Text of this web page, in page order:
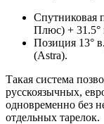
Спутниковая
Плюс) + 31.5°
Позиция 13°
(Astra).
Такая система
русскоязычных,
одновременно без
отдельных тарелок.